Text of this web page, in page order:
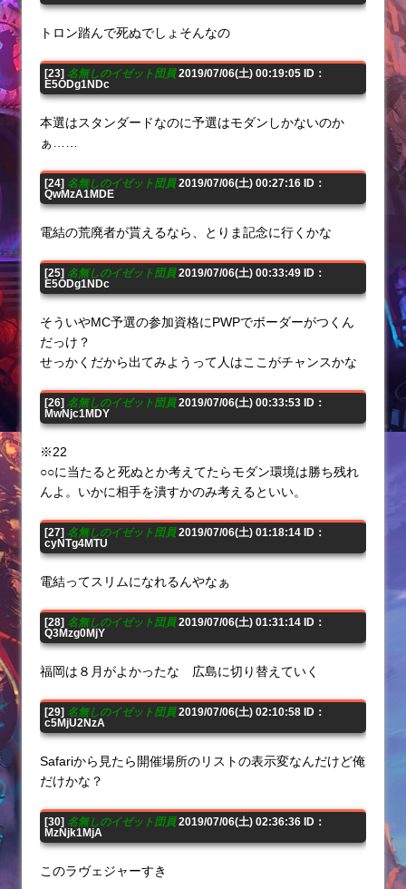
トロン踏んで死ぬでしょそんなの
[23] 名無しのイゼット団員2019/07/06(土) 00:19:05 ID：
E5ODg1NDc
本選はスタンダードなのに予選はモダンしかないのか
ぁ……
[24] 名無しのイゼット団員2019/07/06(土) 00:27:16 ID：
QwMzA1MDE
電結の荒廃者が貰えるなら、とりま記念に行くかな
[25] 名無しのイゼット団員2019/07/06(土) 00:33:49 ID：
E5ODg1NDc
そういやMC予選の参加資格にPWPでボーダーがつくん
だっけ？
せっかくだから出てみようって人はここがチャンスかな
[26] 名無しのイゼット団員2019/07/06(土) 00:33:53 ID：
MwNjc1MDY
※22
○○に当たると死ぬとか考えてたらモダン環境は勝ち残れ
んよ。いかに相手を潰すかのみ考えるといい。
[27] 名無しのイゼット団員2019/07/06(土) 01:18:14 ID：
cyNTg4MTU
電結ってスリムになれるんやなぁ
[28] 名無しのイゼット団員2019/07/06(土) 01:31:14 ID：
Q3Mzg0MjY
福岡は８月がよかったな 広島に切り替えていく
[29] 名無しのイゼット団員2019/07/06(土) 02:10:58 ID：
c5MjU2NzA
Safariから見たら開催場所のリストの表示変なんだけど俺
だけかな？
[30] 名無しのイゼット団員2019/07/06(土) 02:36:36 ID：
MzNjk1MjA
このラヴェジャーすき